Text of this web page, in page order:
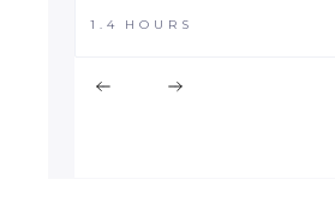
1.4 HOURS